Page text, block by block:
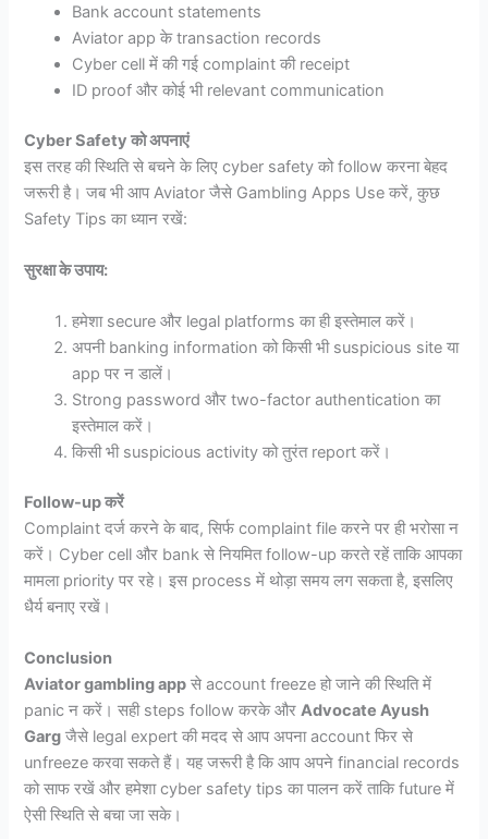
Bank account statements
Aviator app के transaction records
Cyber cell में की गई complaint की receipt
ID proof और कोई भी relevant communication
Cyber Safety को अपनाएं
इस तरह की स्थिति से बचने के लिए cyber safety को follow करना बेहद
जरूरी है। जब भी आप Aviator जैसे Gambling Apps Use करें, कुछ
Safety Tips का ध्यान रखें:
सुरक्षा के उपाय:
हमेशा secure और legal platforms का ही इस्तेमाल करें।
अपनी banking information को किसी भी suspicious site या
app पर न डालें।
Strong password और two-factor authentication का
इस्तेमाल करें।
किसी भी suspicious activity को तुरंत report करें।
Follow-up करें
Complaint दर्ज करने के बाद, सिर्फ complaint file करने पर ही भरोसा न
करें। Cyber cell और bank से नियमित follow-up करते रहें ताकि आपका
मामला priority पर रहे। इस process में थोड़ा समय लग सकता है, इसलिए
धैर्य बनाए रखें।
Conclusion
Aviator gambling app से account freeze हो जाने की स्थिति में
panic न करें। सही steps follow करके औरAdvocate Ayush
Garg जैसे legal expert की मदद से आप अपना account फिर से
unfreeze करवा सकते हैं। यह जरूरी है कि आप अपने financial records
को साफ रखें और हमेशा cyber safety tips का पालन करें ताकि future में
ऐसी स्थिति से बचा जा सके।